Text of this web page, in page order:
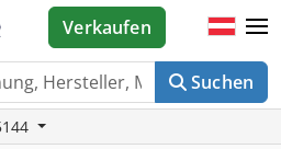
Suchen
Verkaufen